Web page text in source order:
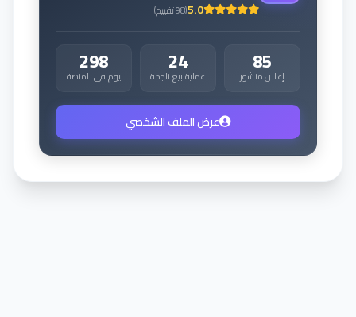
5.0
(
98تقييم)
85
إعلان منشور 24
عملية بيع ناجحة 298
يوم في المنصة
عرض الملف الشخصي